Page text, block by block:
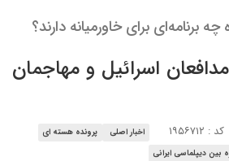
برنامه‌ای برای خاورمیانه دارند؟
اسرائیل و مهاجمان
کد : ۱۹۵۶۷۱۲ اخبار اصلی
پرونده هسته ای
بین دیپلماسی ایرانی